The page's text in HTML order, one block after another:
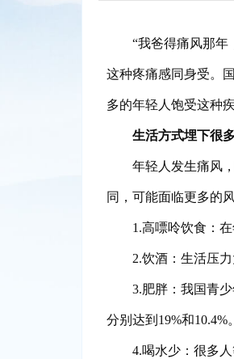
“我爸得痛风那
这种疼痛感同身受。
多的年轻人饱受这种
生活方式埋下很
年轻人发生痛风
同，可能面临更多的
1.高嘌呤饮食：
2.饮酒：生活压
3.肥胖：我国青
分别达到19%和10.4%。
4.喝水少：很多